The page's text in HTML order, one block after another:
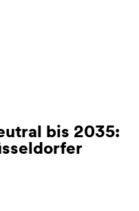
bis 2035: